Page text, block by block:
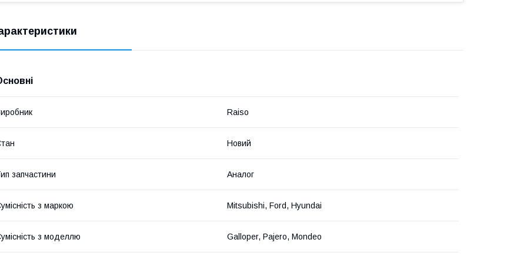
Raiso
Новий
запчастини Аналог
з маркою Mitsubishi, Ford, Hyundai
з моделлю Galloper, Pajero, Mondeo